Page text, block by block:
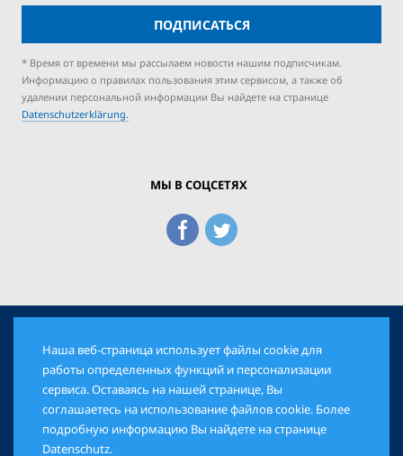
ПОДПИСАТЬСЯ
* Время от времени мы рассылаем новости нашим подписчикам.
Информацию о правилах пользования этим сервисом, а также об
удалении персональной информации Вы найдете на странице
Datenschutzerklärung.
МЫ В СОЦСЕТЯХ
© 2026 Еврейская Панорама. Все права защищены
AGB DATENSCHUTZ IMPRESSUM
Наша веб-страница использует файлы cookie для
работы определенных функций и персонализации
сервиса. Оставаясь на нашей странице, Вы
соглашаетесь на использование файлов cookie. Более
подробную информацию Вы найдете на странице
Datenschutz.